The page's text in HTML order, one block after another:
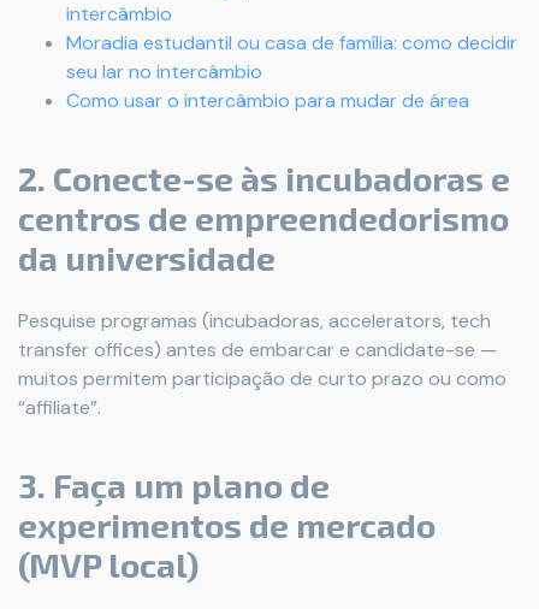
intercâmbio
Moradia estudantil ou casa de família: como decidir
seu lar no intercâmbio
Como usar o intercâmbio para mudar de área
2. Conecte-se às incubadoras e
centros de empreendedorismo
da universidade
Pesquise programas (incubadoras, accelerators, tech
transfer offices) antes de embarcar e candidate-se —
muitos permitem participação de curto prazo ou como
“affiliate”.
3. Faça um plano de
experimentos de mercado
(MVP local)